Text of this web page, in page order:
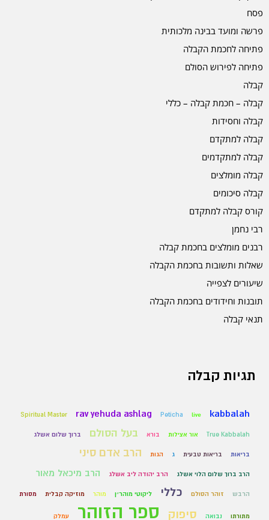
פסח
פרשה ומועד בבינה מלכותית
פתיחה לחכמת הקבלה
פתיחה לפירוש הסולם
קבלה
קבלה – חכמת קבלה – כללי
קבלה וחסידות
קבלה למתקדם
קבלה למתקדמים
קבלה מומלצים
קבלה סיכומים
קורס קבלה למתקדם
רבי נחמן
רבנים מומלצים בחכמת קבלה
שאלות ותשובות בחכמת הקבלה
שיעורים לצפייה
תובנות וחידודים בחכמת הקבלה
תנאי קבלה
תגיות קבלה
kabbalah
live
Peticha
rav yehuda ashlag
Spiritual Master
True Kabbalah אור אצילות בורא בעל הסולם ברוך שלום אשלג
בריאות בריאות טבעית ג הגות הרב אדם סיני
הרב ברוך שלום הלוי אשלג הרב יהודה ליב אשלג הרב מיכאל מאור
הרבש זוהר הסולם כללי ליקוטי מוהר״ן מוהר מוזיקה קבלית מסורת
מתורתו נבואה סיפוק ספר הזוהר עמלק